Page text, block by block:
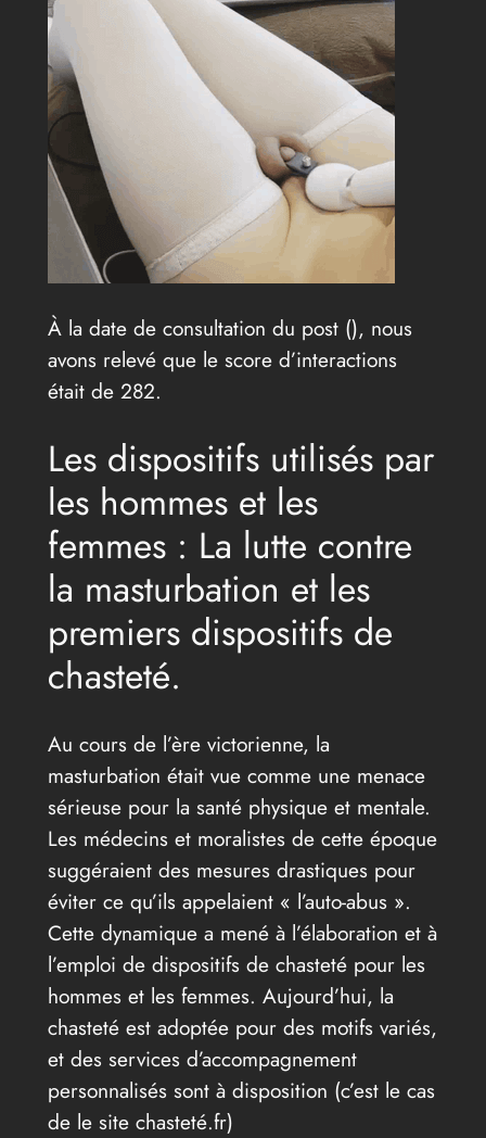
À la date de consultation du post (), nous
avons relevé que le score d’interactions
était de 282.
Les dispositifs utilisés par
les hommes et les
femmes : La lutte contre
la masturbation et les
premiers dispositifs de
chasteté.
Au cours de l’ère victorienne, la
masturbation était vue comme une menace
sérieuse pour la santé physique et mentale.
Les médecins et moralistes de cette époque
suggéraient des mesures drastiques pour
éviter ce qu’ils appelaient « l’auto-abus ».
Cette dynamique a mené à l’élaboration et à
l’emploi de dispositifs de chasteté pour les
hommes et les femmes. Aujourd’hui, la
chasteté est adoptée pour des motifs variés,
et des services d’accompagnement
personnalisés sont à disposition (c’est le cas
de le site chasteté.fr)